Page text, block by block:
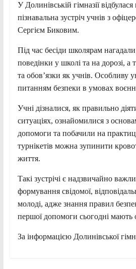
У Долинівській гімназії
пізнавальна зустріч учнів з
Сергієм Биковим.
Під час бесіди школярам
поведінки у школі та на дорозі, а
та обов’язки як учнів. Особливу
питанням безпеки в умовах
Учні дізналися, як правильно
ситуаціях, ознайомилися з
допомоги та побачили на
турнікетів можна зупинити
життя.
Такі зустрічі є надзвичайно
формування свідомої,
молоді, адже знання правил
першої допомоги сьогодні мають
За інформацією Долинівської